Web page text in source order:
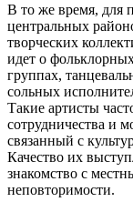
В то же время, для
центральных
творческих
идет о
группах,
сольных
Такие артисты
сотрудничества и
связанный с
Качество их
знакомство с
неповторимости.